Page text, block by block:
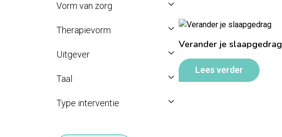
Vorm van zorg
Therapievorm
Uitgever
Taal
Type interventie
Verander je slaapgedrag
Lees verder